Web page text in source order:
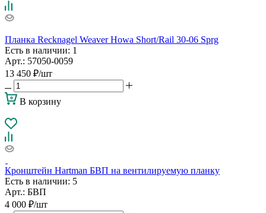
Планка Recknagel Weaver Howa Short/Rail 30-06 Sprg
Есть в наличии: 1
Арт.: 57050-0059
13 450 ₽/шт
В корзину
Кронштейн Hartman БВП на вентилируемую планку
Есть в наличии: 5
Арт.: БВП
4 000 ₽/шт